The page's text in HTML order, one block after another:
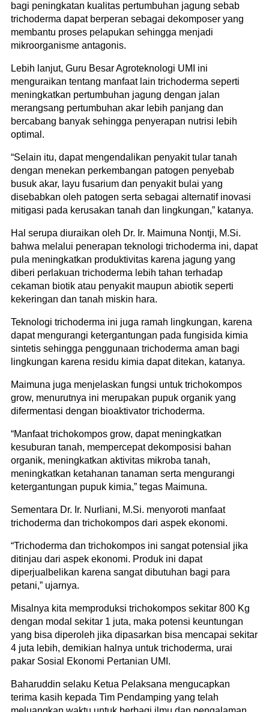
bagi peningkatan kualitas pertumbuhan jagung sebab
trichoderma dapat berperan sebagai dekomposer yang
membantu proses pelapukan sehingga menjadi
mikroorganisme antagonis.
Lebih lanjut, Guru Besar Agroteknologi UMI ini
menguraikan tentang manfaat lain trichoderma seperti
meningkatkan pertumbuhan jagung dengan jalan
merangsang pertumbuhan akar lebih panjang dan
bercabang banyak sehingga penyerapan nutrisi lebih
optimal.
“Selain itu, dapat mengendalikan penyakit tular tanah
dengan menekan perkembangan patogen penyebab
busuk akar, layu fusarium dan penyakit bulai yang
disebabkan oleh patogen serta sebagai alternatif inovasi
mitigasi pada kerusakan tanah dan lingkungan,” katanya.
Hal serupa diuraikan oleh Dr. Ir. Maimuna Nontji, M.Si.
bahwa melalui penerapan teknologi trichoderma ini, dapat
pula meningkatkan produktivitas karena jagung yang
diberi perlakuan trichoderma lebih tahan terhadap
cekaman biotik atau penyakit maupun abiotik seperti
kekeringan dan tanah miskin hara.
Teknologi trichoderma ini juga ramah lingkungan, karena
dapat mengurangi ketergantungan pada fungisida kimia
sintetis sehingga penggunaan trichoderma aman bagi
lingkungan karena residu kimia dapat ditekan, katanya.
Maimuna juga menjelaskan fungsi untuk trichokompos
grow, menurutnya ini merupakan pupuk organik yang
difermentasi dengan bioaktivator trichoderma.
“Manfaat trichokompos grow, dapat meningkatkan
kesuburan tanah, mempercepat dekomposisi bahan
organik, meningkatkan aktivitas mikroba tanah,
meningkatkan ketahanan tanaman serta mengurangi
ketergantungan pupuk kimia,” tegas Maimuna.
Sementara Dr. Ir. Nurliani, M.Si. menyoroti manfaat
trichoderma dan trichokompos dari aspek ekonomi.
“Trichoderma dan trichokompos ini sangat potensial jika
ditinjau dari aspek ekonomi. Produk ini dapat
diperjualbelikan karena sangat dibutuhan bagi para
petani,” ujarnya.
Misalnya kita memproduksi trichokompos sekitar 800 Kg
dengan modal sekitar 1 juta, maka potensi keuntungan
yang bisa diperoleh jika dipasarkan bisa mencapai sekitar
4 juta lebih, demikian halnya untuk trichoderma, urai
pakar Sosial Ekonomi Pertanian UMI.
Baharuddin selaku Ketua Pelaksana mengucapkan
terima kasih kepada Tim Pendamping yang telah